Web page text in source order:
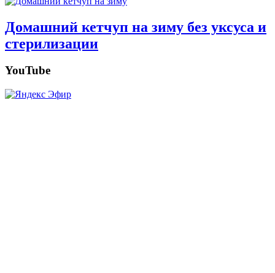
Домашний кетчуп на зиму без уксуса и
стерилизации
YouTube